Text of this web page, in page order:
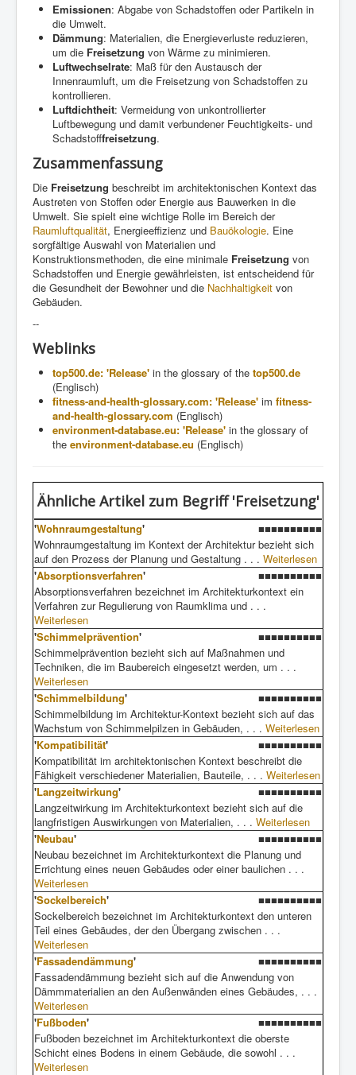
Emissionen: Abgabe von Schadstoffen oder Partikeln in
die Umwelt.
Dämmung: Materialien, die Energieverluste reduzieren,
um die Freisetzung von Wärme zu minimieren.
Luftwechselrate: Maß für den Austausch der
Innenraumluft, um die Freisetzung von Schadstoffen zu
kontrollieren.
Luftdichtheit: Vermeidung von unkontrollierter
Luftbewegung und damit verbundener Feuchtigkeits- und
Schadstofffreisetzung.
Zusammenfassung
Die Freisetzung beschreibt im architektonischen Kontext das
Austreten von Stoffen oder Energie aus Bauwerken in die
Umwelt. Sie spielt eine wichtige Rolle im Bereich der
Raumluftqualität, Energieeffizienz und Bauökologie. Eine
sorgfältige Auswahl von Materialien und
Konstruktionsmethoden, die eine minimale Freisetzung von
Schadstoffen und Energie gewährleisten, ist entscheidend für
die Gesundheit der Bewohner und die Nachhaltigkeit von
Gebäuden.
--
Weblinks
top500.de: 'Release' in the glossary of the top500.de
(Englisch)
fitness-and-health-glossary.com: 'Release' im fitness-
and-health-glossary.com (Englisch)
environment-database.eu: 'Release' in the glossary of
the environment-database.eu (Englisch)
Ähnliche Artikelzum Begriff 'Freisetzung'
'Wohnraumgestaltung'
■■■■■■■■■■
Wohnraumgestaltung im Kontext der Architektur bezieht sich
auf den Prozess der Planung und Gestaltung . . . Weiterlesen
'Absorptionsverfahren'
■■■■■■■■■■
Absorptionsverfahren bezeichnet im Architekturkontext ein
Verfahren zur Regulierung von Raumklima und . . .
Weiterlesen
'Schimmelprävention'
■■■■■■■■■■
Schimmelprävention bezieht sich auf Maßnahmen und
Techniken, die im Baubereich eingesetzt werden, um . . .
Weiterlesen
'Schimmelbildung'
■■■■■■■■■■
Schimmelbildung im Architektur-Kontext bezieht sich auf das
Wachstum von Schimmelpilzen in Gebäuden, . . . Weiterlesen
'Kompatibilität'
■■■■■■■■■■
Kompatibilität im architektonischen Kontext beschreibt die
Fähigkeit verschiedener Materialien, Bauteile, . . . Weiterlesen
'Langzeitwirkung'
■■■■■■■■■■
Langzeitwirkung im Architekturkontext bezieht sich auf die
langfristigen Auswirkungen von Materialien, . . . Weiterlesen
'Neubau'
■■■■■■■■■■
Neubau bezeichnet im Architekturkontext die Planung und
Errichtung eines neuen Gebäudes oder einer baulichen . . .
Weiterlesen
'Sockelbereich'
■■■■■■■■■■
Sockelbereich bezeichnet im Architekturkontext den unteren
Teil eines Gebäudes, der den Übergang zwischen . . .
Weiterlesen
'Fassadendämmung'
■■■■■■■■■■
Fassadendämmung bezieht sich auf die Anwendung von
Dämmmaterialien an den Außenwänden eines Gebäudes, . . .
Weiterlesen
'Fußboden'
■■■■■■■■■■
Fußboden bezeichnet im Architekturkontext die oberste
Schicht eines Bodens in einem Gebäude, die sowohl . . .
Weiterlesen